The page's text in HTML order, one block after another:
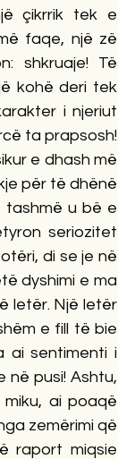
çikrrik tek e
faqe, një zë
shkruaje! Të
kohë deri tek
i njeriut
ta prapsosh!
e dhash më
për të dhënë
tashmë u bë e
seriozitet
di se je në
dyshimi e ma
letër. Një letër
e fill të bie
ai sentimenti i
në pusi! Ashtu,
ai poaqë
zemërimi që
raport miqsie